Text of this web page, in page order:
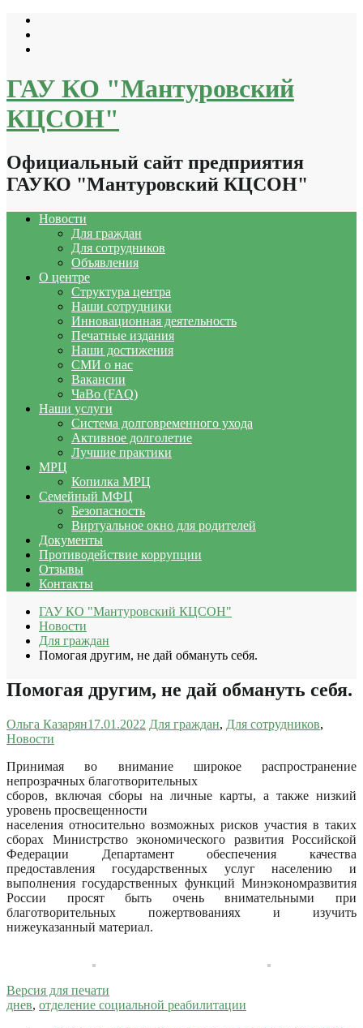
Перейти
содержимому
ГАУ КО "Мантуровский
КЦСОН"
Официальный сайт предприятия
ГАУКО "Мантуровский КЦСОН"
Новости
Для граждан
Для сотрудников
Объявления
О центре
Структура центра
Наши сотрудники
Инновационная деятельность
Печатные издания
Наши достижения
СМИ о нас
Вакансии
ЧаВо (FAQ)
Наши услуги
Система долговременного ухода
Активное долголетие
Лучшие практики
МРЦ
Копилка МРЦ
Семейный МФЦ
Безопасность
Виртуальное окно для родителей
Документы
Противодействие коррупции
Отзывы
Контакты
ГАУ КО "Мантуровский КЦСОН"
Новости
Для граждан
Помогая другим, не дай обмануть себя.
Помогая другим, не дай обмануть себя.
Ольга Казарян17.01.2022 Для граждан, Для сотрудников,
Новости
Принимая во внимание широкое распространение
непрозрачных благотворительных
сборов, включая сборы на личные карты, а также низкий
уровень просвещенности
населения относительно возможных рисков участия в таких
сборах Министрство экономического развития Российской
Федерации Департамент обеспечения качества
предоставления государственных услуг населению и
выполнения государственных функций Минэкономразвития
России просят быть очень внимательными при
благотворительных пожертвованиях и изучить
нижеуказанный материал.
Версия для печати
днев, отделение социальной реабилитации